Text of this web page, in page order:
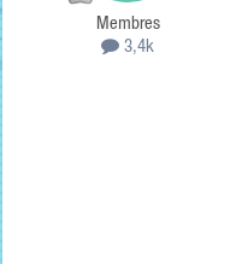
Membres
3,4k